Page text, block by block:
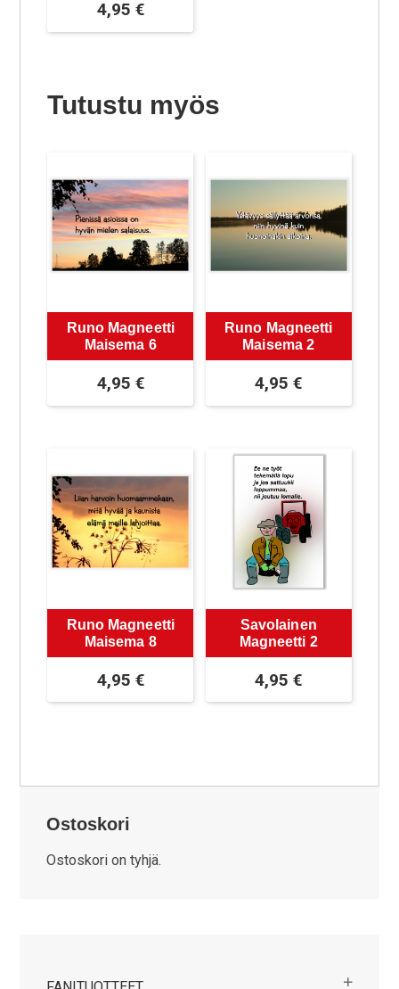
4,95 €
Tutustu myös
Runo Magneetti
Maisema 6
4,95 €
Runo Magneetti
Maisema 2
4,95€
Runo Magneetti
Maisema 8
4,95 €
Savolainen
Magneetti 2
4,95€
Ostoskori
Ostoskori on tyhjä.